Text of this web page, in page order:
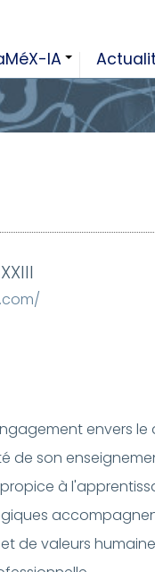
+
IA
envers
de son
à
valeurs